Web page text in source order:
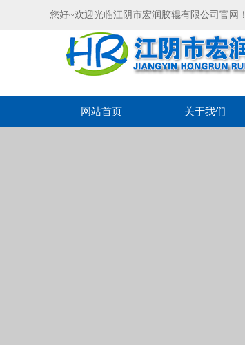
您好~欢迎光临江阴市宏润胶辊有限公司官网！
网站首页 关于我们